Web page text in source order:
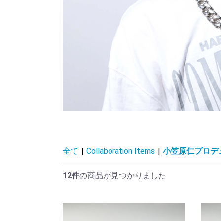
全て | Collaboration Items | 小笠原仁プロデ
12件の商品が見つかりました